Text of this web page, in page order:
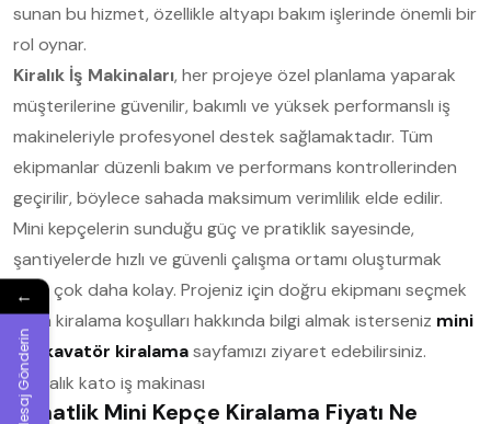
sunan bu hizmet, özellikle altyapı bakım işlerinde önemli bir
rol oynar.
Kiralık İş Makinaları, her projeye özel planlama yaparak
müşterilerine güvenilir, bakımlı ve yüksek performanslı iş
makineleriyle profesyonel destek sağlamaktadır. Tüm
ekipmanlar düzenli bakım ve performans kontrollerinden
geçirilir, böylece sahada maksimum verimlilik elde edilir.
Mini kepçelerin sunduğu güç ve pratiklik sayesinde,
şantiyelerde hızlı ve güvenli çalışma ortamı oluşturmak
artık çok daha kolay. Projeniz için doğru ekipmanı seçmek
veya kiralama koşulları hakkında bilgi almak isterseniz mini
ekskavatör kiralamasayfamızı ziyaret edebilirsiniz.
1 Saatlik Mini Kepçe Kiralama Fiyatı Ne
←
Mesaj Gönderin